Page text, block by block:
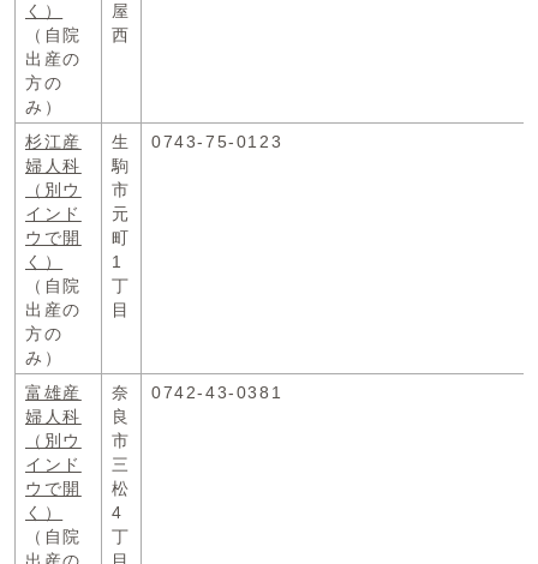
く）
（自院
出産の
方の
み）
屋
西
杉江産
婦人科
（別ウ
インド
ウで開
く）
（自院
出産の
方の
み）
生
駒
市
元
町
1
丁
目
0743-75-0123
富雄産
婦人科
（別ウ
インド
ウで開
く）
（自院
奈
良
市
三
松
4
丁
0742-43-0381